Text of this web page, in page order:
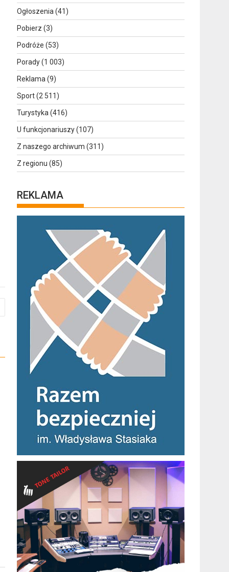
Ogłoszenia (41)
Pobierz (3)
Podróże (53)
Porady(1 003)
Reklama (9)
Sport(2 511)
Turystyka (416)
U funkcjonariuszy(107)
Z naszego archiwum (311)
Z regionu (85)
REKLAMA